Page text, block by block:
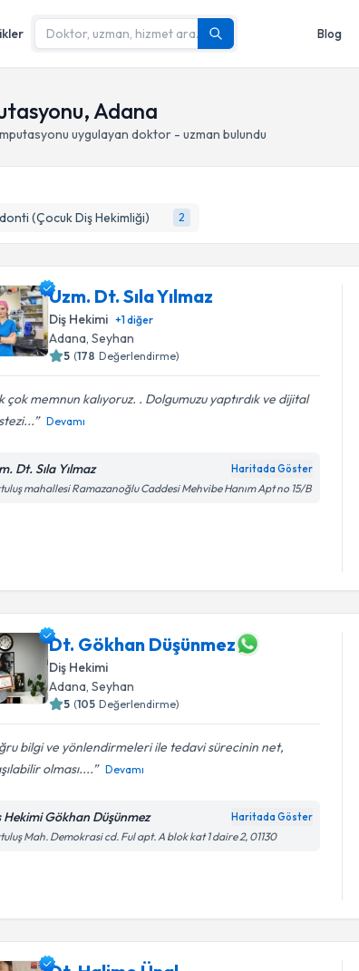
Blog
Adana
uygulayan doktor - uzman bulundu
(Çocuk Diş Hekimliği) 2
Uzm. Dt. Sıla Yılmaz
Diş Hekimi +1diğer
Adana, Seyhan
5 (178 Değerlendirme)
çok memnun kalıyoruz. . Dolgumuzu yaptırdık ve dijital
Devamı
Dt. Sıla Yılmaz Haritada Göster
mahallesi Ramazanoğlu Caddesi Mehvibe Hanım Apt no 15/B
Dt. Gökhan Düşünmez
Diş Hekimi
Adana, Seyhan
5 (105 Değerlendirme)
bilgi ve yönlendirmeleri ile tedavi sürecinin net,
olması....
Devamı
Hekimi Gökhan Düşünmez Haritada Göster
Mah. Demokrasi cd. Ful apt. A blok kat 1 daire 2, 01130